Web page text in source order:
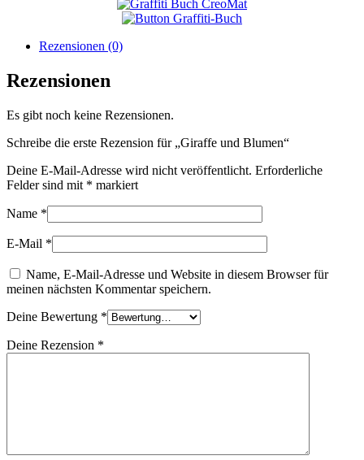
Rezensionen (0)
Rezensionen
Es gibt noch keine Rezensionen.
Schreibe die erste Rezension für „Giraffe und Blumen“
Deine E-Mail-Adresse wird nicht veröffentlicht. Erforderliche
Felder sind mit * markiert
Name *
E-Mail *
Name, E-Mail-Adresse und Website in diesem Browser für
meinen nächsten Kommentar speichern.
Deine Bewertung *
Deine Rezension *